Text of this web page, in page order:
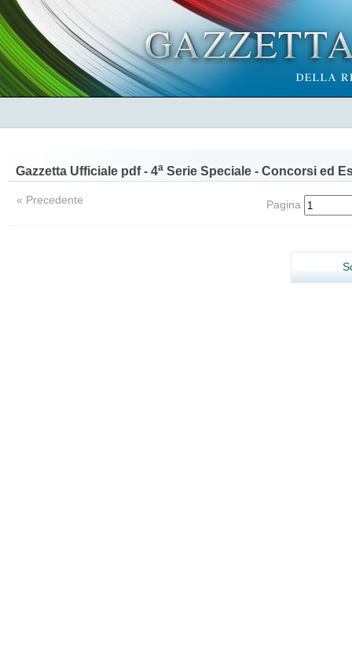
Gazzetta Ufficiale pdf - 4a Serie Speciale - Concorsi ed
« Precedente Pagina